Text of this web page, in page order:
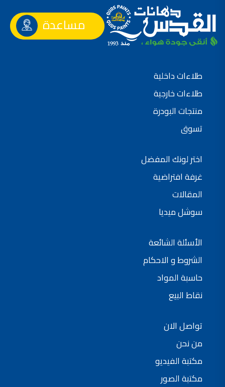
مساعدة
طلاءات داخلية
طلاءات خارجية
منتجات البودرة
تسوق
اختر لونك المفضل
غرفة افتراضية
المقالات
سوشل ميديا
الأسئلة الشائعة
الشروط و الاحكام
حاسبة المواد
نقاط البيع
تواصل الان
من نحن
مكتبة الفيديو
مكتبة الصور